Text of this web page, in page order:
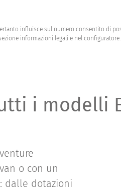
influisce sul numero consentito di
informazioni legali e nel configuratore.
i modelli
o con un
dalle dotazioni